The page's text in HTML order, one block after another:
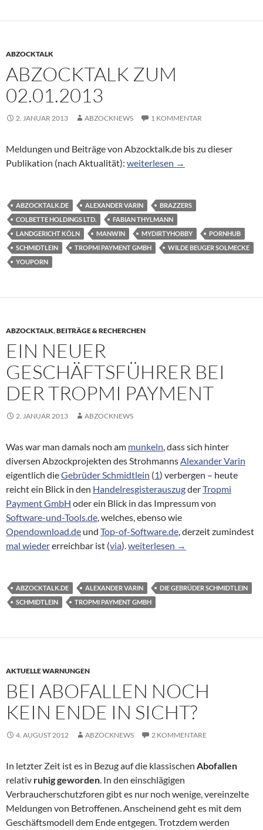
ABZOCKTALK
ABZOCKTALK ZUM
02.01.2013
2. JANUAR 2013 ABZOCKNEWS 1 KOMMENTAR
Meldungen und Beiträge von Abzocktalk.de bis zu dieser
Publikation (nach Aktualität): Abzocktalk zum 02.01.2013
weiterlesen →
ABZOCKTALK.DE ALEXANDER VARIN
BRAZZERS
COLBETTE HOLDINGS LTD.
FABIAN THYLMANN
LANDGERICHT KÖLN
MANWIN MYDIRTYHOBBY
PORNHUB
SCHMIDTLEIN
TROPMI PAYMENT GMBH
WILDE BEUGER SOLMECKE
YOUPORN
ABZOCKTALK,BEITRÄGE & RECHERCHEN
EIN NEUER
GESCHÄFTSFÜHRER BEI
DER TROPMI PAYMENT
2. JANUAR 2013 ABZOCKNEWS
Was war man damals noch am munkeln, dass sich hinter
diversen Abzockprojekten des StrohmannsAlexander Varin
eigentlich dieGebrüder Schmidtlein (1) verbergen – heute
reicht ein Blick in den HandelresgisterauszugderTropmi
Payment GmbH oder ein Blick in das Impressum von
Software-und-Tools.de, welches, ebenso wie
Opendownload.de und Top-of-Software.de, derzeit zumindest
mal wiedererreichbar ist (via).Ein neuer Geschäftsführer bei
weiterlesen →
ABZOCKTALK.DE ALEXANDER VARIN
DIE GEBRÜDER SCHMIDTLEIN
SCHMIDTLEIN
TROPMI PAYMENT GMBH
AKTUELLE WARNUNGEN
BEI ABOFALLEN NOCH
KEIN ENDE IN SICHT?
4. AUGUST 2012 ABZOCKNEWS 2 KOMMENTARE
In letzter Zeit ist es in Bezug auf die klassischen Abofallen
relativ ruhig geworden. In den einschlägigen
Verbraucherschutzforen gibt es nur noch wenige, vereinzelte
Meldungen von Betroffenen. Anscheinend geht es mit dem
Geschäftsmodell dem Ende entgegen. Trotzdem werden